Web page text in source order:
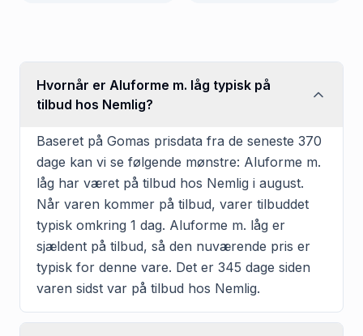
Hvornår er Aluforme m. låg typisk på
tilbud hos Nemlig?
Baseret på Gomas prisdata fra de seneste 370
dage kan vi se følgende mønstre: Aluforme m.
låg har været på tilbud hos Nemlig i august.
Når varen kommer på tilbud, varer tilbuddet
typisk omkring 1 dag. Aluforme m. låg er
sjældent på tilbud, så den nuværende pris er
typisk for denne vare. Det er 345 dage siden
varen sidst var på tilbud hos Nemlig.